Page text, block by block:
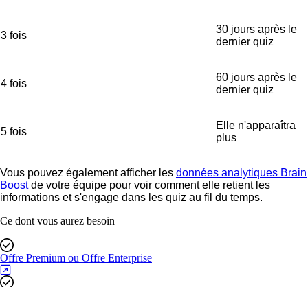
3 fois
30 jours après le
dernier quiz
4 fois
60 jours après le
dernier quiz
5 fois
Elle n'apparaîtra
plus
Vous pouvez également afficher les données analytiques Brain
Boost de votre équipe pour voir comment elle retient les
informations et s'engage dans les quiz au fil du temps.
Ce dont vous aurez besoin
Offre Premium ou Offre Enterprise